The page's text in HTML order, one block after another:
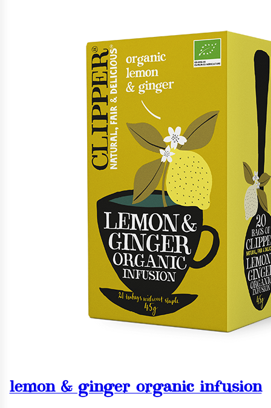
lemon & ginger organic infusion